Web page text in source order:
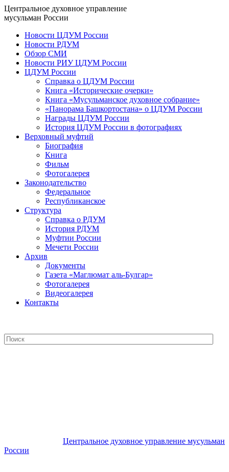
Центральное духовное управление
мусульман России
Новости ЦДУМ России
Новости РДУМ
Обзор СМИ
Новости РИУ ЦДУМ России
ЦДУМ России
Справка о ЦДУМ России
Книга «Исторические очерки»
Книга «Мусульманское духовное собрание»
«Панорама Башкортостана» о ЦДУМ России
Награды ЦДУМ России
История ЦДУМ России в фотографиях
Верховный муфтий
Биография
Книга
Фильм
Фотогалерея
Законодательство
Федеральное
Республиканское
Структура
Справка о РДУМ
История РДУМ
Муфтии России
Мечети России
Архив
Документы
Газета «Маглюмат аль-Булгар»
Фотогалерея
Видеогалерея
Контакты
Центральное духовное управление мусульман
России